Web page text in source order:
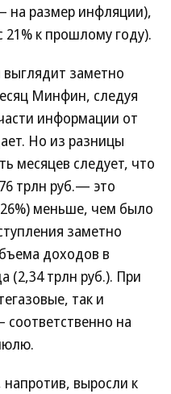
на размер инфляции),
к прошлому году).
заметно
Минфин, следуя
информации от
Но из разницы
месяцев следует, что
трлн руб.— это
меньше, чем было
заметно
доходов в
(2,34 трлн руб.). При
так и
на
выросли к